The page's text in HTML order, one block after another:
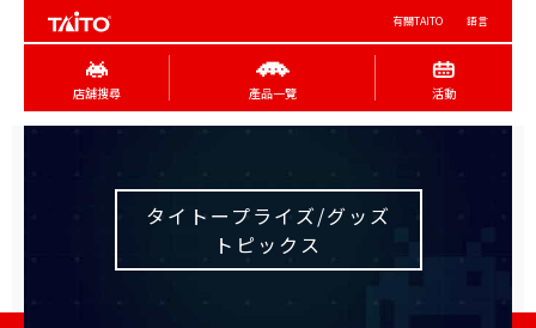
有關TAITO 語言
店舖搜尋 產品一覽 活動
タイトープライズ/グッズ
トピックス